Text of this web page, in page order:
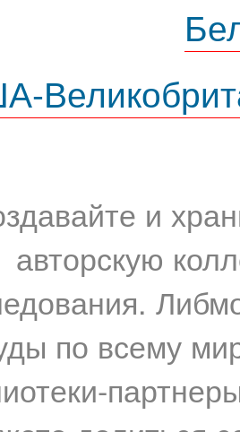
и
авторскую
по всему